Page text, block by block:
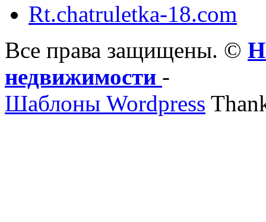
Rt.chatruletka-18.com
Все права защищены. ©
недвижимости -
Шаблоны Wordpress